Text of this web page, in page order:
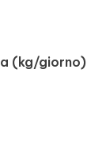
(kg/giorno)